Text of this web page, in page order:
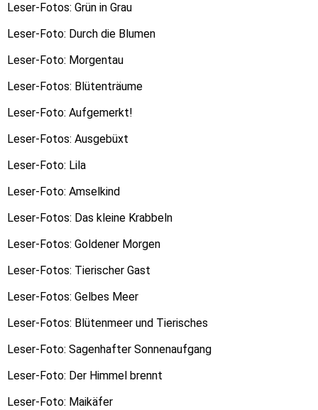
Leser-Fotos: Grün in Grau
Leser-Foto: Durch die Blumen
Leser-Foto: Morgentau
Leser-Fotos: Blütenträume
Leser-Foto: Aufgemerkt!
Leser-Fotos: Ausgebüxt
Leser-Foto: Lila
Leser-Foto: Amselkind
Leser-Fotos: Das kleine Krabbeln
Leser-Fotos: Goldener Morgen
Leser-Fotos: Tierischer Gast
Leser-Fotos: Gelbes Meer
Leser-Fotos: Blütenmeer und Tierisches
Leser-Foto: Sagenhafter Sonnenaufgang
Leser-Foto: Der Himmel brennt
Leser-Foto: Maikäfer